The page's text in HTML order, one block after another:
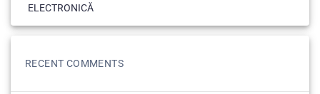
ELECTRONICĂ
RECENT COMMENTS